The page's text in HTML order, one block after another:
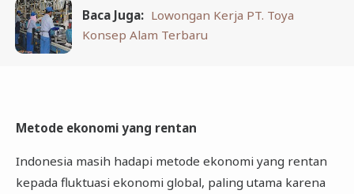
Baca Juga: Lowongan Kerja PT. Toya
Konsep Alam Terbaru
Metode ekonomi yang rentan
Indonesia masih hadapi metode ekonomi yang rentan
kepada fluktuasi ekonomi global, paling utama karena